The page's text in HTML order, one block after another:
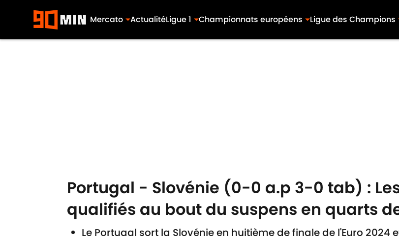
Mercato ActualitéLigue 1 Championnats européens Ligue des Champions
Portugal - Slovénie (0-0 a.p 3-0 tab) :
qualifiés au bout du suspens en quarts
Le Portugal sort la Slovénie en huitième de finale de l'Euro 2024